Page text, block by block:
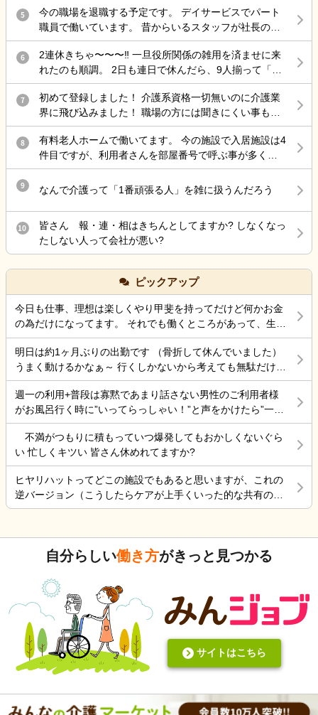
ど前、姉の事で母にキツいことを色々言ってしまったんです。母は
「ごめんね」と謝ってきて私の色々あるイライラ感をずっと聞いて
くれ、次の日も私に気をつかってる感じがあり傷付けてしまったな
と自己嫌悪に陥りました 。 もしかしたら、私が母に言ったことで淋
しさや不安感を抱かせてしまったのかとも思います。 何か母に対し
て出来ることや改善策などのアドバイスをお願いします。
5
今の職場を退職する予定です。 デイサービスでパート
職員で働いています。 昔からいるスタッフが社長の考
えについて行けずに連鎖退職され、人手不足な状態に
も関わらず運営を続けています。看護師はいない(非常
勤の方もいますが、1人なので配置不足)。生活相談員
もいない、何なら施設長的な役割を出来る人がいな
い。周りは70代の方(入浴-移乗介助・送迎不可)ばかり
と自分への負担が大きい事から辞めようと決めまし
給が残っている為、消費したいと申し出ると、『買い
取らせてくれ」と言われました。転職活動もしたい
振り分けて欲しいと頼みました。不服そうな感じで、
ている勤務が自分以外送迎が出来る人がいない+上記の
方しかいない、看護師がいない日があり、出勤しても
ても「あーシフト組んだ人に組み直させる」と言うだ
けで、いまだに動きがありません。組み直せるわけが
ないし、人員配置基準も破綻してるのにまだ諦めない
んです。入浴介助もレクも送迎も記録業務もまともに
出来る人がいないのに、1人では無理といっても聞きま
せん。 この場合、無理にでも出勤しなければならない
のでしょうか？体調不良で休みたいけど、周りの職員
にもお客様にも迷惑が掛かる。けど、自分の身体が万
全でない状態で不安です。
6
2連休きちゃ〜〜〜‼️ 一旦役所関係の雑用を済ませに来
れたのも順調。 2日も連日で休んだら、9人揃って「初
めまして」から始まるから特に不穏マン相手は面倒に
はなる
7
初めて登録しました！ 介護系資格一切無いのに介護業
界に飛び込みました！ 職場の方には聞きにくい事もあ
るし色々教えてください！
8
有料老人ホームで働いてます。 今の施設で入居施設は4
件目ですが、利用者さんを部屋番号で呼ぶ事が多く違
和感を感じてます。 もちろん本人に話しかける時は名
前です。職員同士で「この飲み物誰に出すの？」と
か、「あと誰をレクに誘導しますか？」みたいな確認
のやり取りの時に部屋番号で返ってくることが多いで
す。 これまではそういうやり取りも普通に名前だった
ので、慣れません。これは他の施設でよくある事なの
9 なんで介護って「1番頑張る人」を雑に扱うんだろう
10
皆さん 報・連・相はきちんとしてますか? しなくなっ
たしない人って会社が悪い?
ピックアップ
今日も仕事、理想は楽しくやり甲斐を持ってだけど何かお金
の為だけになってます。 それでも働くところがあって、生き
ていけているのでましなのでしょうね。 一番辛いのは、お金
がなく職探ししている時だったので今日も頑張ろうと思う。
それにしても古株は、好き勝手だから楽しそうです。私も古
株の時は、そんなに仕事行くのが辛くなく毎日そこそこ楽し
くやっていました。 転職は後悔はしていませんが、誰もが上
手くいかないのは確かですね。 そんなつぶやきです、では仕
明日は約1ヶ月ぶりの出勤です （骨折して休んでいました）
うまく動けるかなぁ～ 行くしかないから考えても無駄だけど
不安！
週一の利用+普段は寡黙であまり話さない男性のご利用者様
がお風呂行く時に”いってらっしゃい！”と声をかけたら”一緒
に行く？！？”と返してくれた。 そういう想像を上回るよう
なことがあるからこの仕事って楽しいんだよな。 まだ入って
4ヶ月弱しか経ってないけど。
不満がつもりに積もっていつ爆発してもおかしくないぐら
い 忙しくキツい 皆さん休めれてますか?
ヒヤリハットってどこの施設でもあると思いますが、これの
逆バージョン（こうしたらケアが上手くいった的な共有の書
式）ってないですよね。あったらいいケアを共有できると思
遂記録ばかりって、すごくネガティブだと個人的に思いま
す。また、介護の世界って「できて当たり前」的な思考が強
し。うつ病の人じゃないんだから、できないことばかり言っ
たらストレスたまりませんか。
自分らしい働き方がきっと見つかる
サイトはこちら